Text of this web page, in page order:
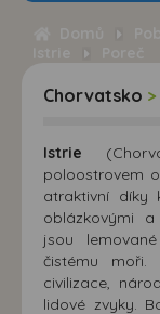
Chorvatsko >
Istrie
poloostrovem
atraktivní díky
oblázkovými
jsou
čistému
civilizace,
lidové zvyky.